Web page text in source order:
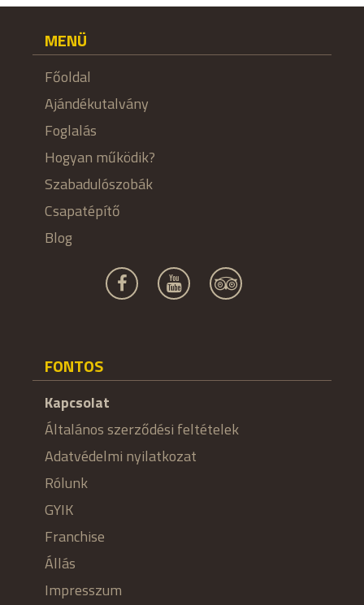
MENÜ
Főoldal
Ajándékutalvány
Foglalás
Hogyan működik?
Szabadulószobák
Csapatépítő
Blog
FONTOS
Kapcsolat
Általános szerződési feltételek
Adatvédelmi nyilatkozat
Rólunk
GYIK
Franchise
Állás
Impresszum